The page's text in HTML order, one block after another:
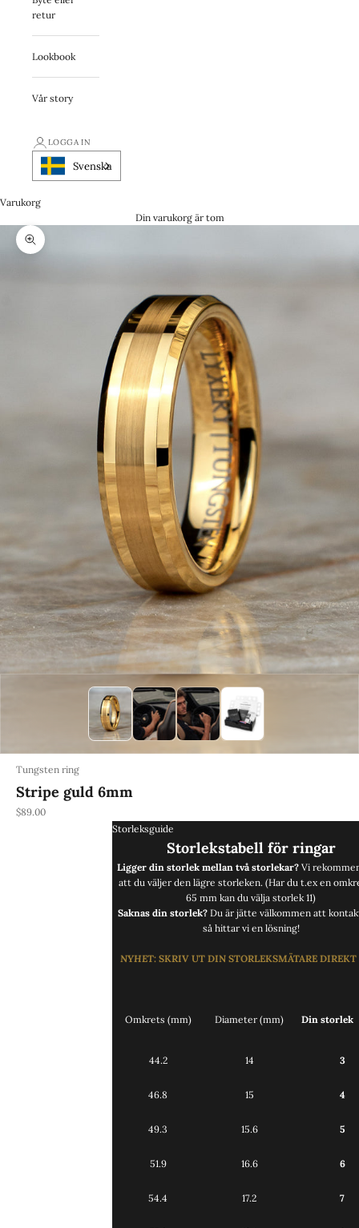
retur
Lookbook
Vår story
LOGGA IN
Svenska
Varukorg
Din varukorg är tom
Zooma
Tungsten ring
Stripe guld 6mm
REA-pris
$89.00
Storleksguide
Storlekstabell för ringar
Ligger din storlek mellan två storlekar? Vi
att du väljer den lägre storleken. (Har du t.ex en
65 mm kan du välja storlek 11)
Saknas din storlek?Du är jätte välkommen att
så hittar vi en lösning!
NYHET: SKRIV UT DIN STORLEKSMÄTARE DIREKT
Omkrets (mm) Diameter (mm) Din storlek
44.2 14 3
46.8 15 4
49.3 15.6 5
51.9 16.6 6
54.4 17.2 7